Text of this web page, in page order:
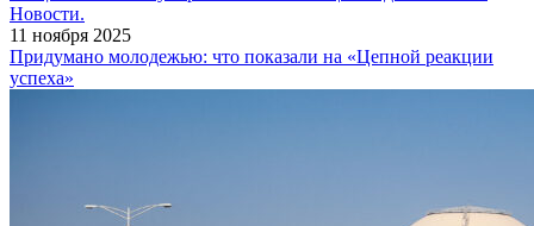
Новости.
11 ноября 2025
Придумано молодежью: что показали на «Цепной реакции
успеха»